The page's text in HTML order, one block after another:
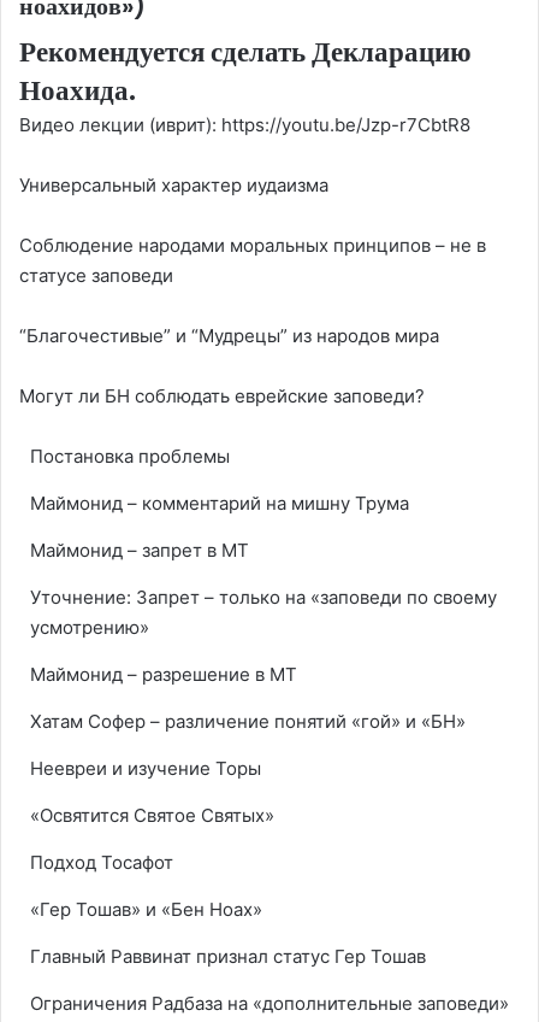
Рекомендуется сделатьДекларацию
Ноахида.
Видео лекции (иврит): https://youtu.be/Jzp-r7CbtR8​
Универсальный характер иудаизма
Соблюдение народами моральных принципов – не в
статусе заповеди
“Благочестивые” и “Мудрецы” из народов мира
Могут ли БН соблюдать еврейские заповеди?
Постановка проблемы
Маймонид – комментарий на мишну Трума
Маймонид – запрет в МТ
Уточнение: Запрет – только на «заповеди по своему
усмотрению»
Маймонид – разрешение в МТ
Хатам Софер – различение понятий «гой» и «БН»
Неевреи и изучение Торы
«Освятится Святое Святых»
Подход Тосафот
«Гер Тошав» и «Бен Ноах»
Главный Раввинат признал статус Гер Тошав
Ограничения Радбаза на «дополнительные заповеди»